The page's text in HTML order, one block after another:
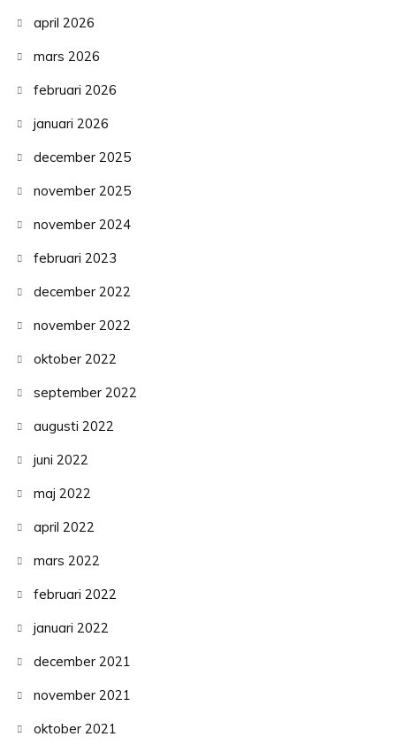
april 2026
mars 2026
februari 2026
januari 2026
december 2025
november 2025
november 2024
februari 2023
december 2022
november 2022
oktober 2022
september 2022
augusti 2022
juni 2022
maj 2022
april 2022
mars 2022
februari 2022
januari 2022
december 2021
november 2021
oktober 2021